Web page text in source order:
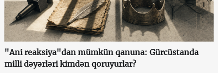
"Ani reaksiya"dan mümkün qanuna: Gürcüstanda
milli dəyərləri kimdən qoruyurlar?